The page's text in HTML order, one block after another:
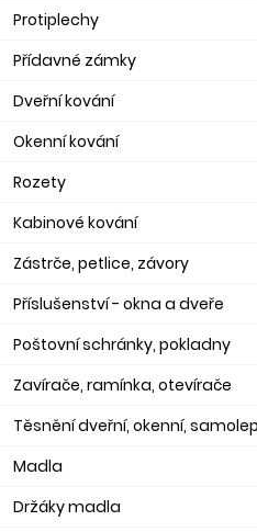
Protiplechy
Přídavné zámky
Dveřní kování
Okenní kování
Rozety
Kabinové kování
Zástrče, petlice, závory
Příslušenství - okna a dveře
Poštovní schránky, pokladny
Zavírače, ramínka, otevírače
Těsnění dveřní, okenní,
Madla
Držáky madla